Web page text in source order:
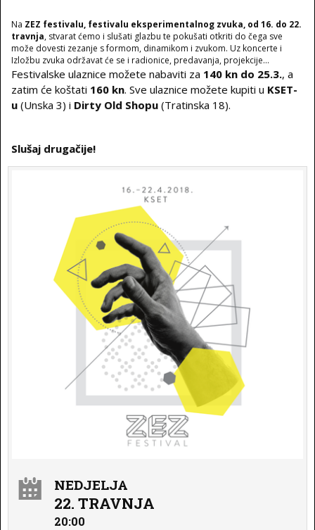
Na ZEZ festivalu, festivalu eksperimentalnog zvuka, od 16. do 22.
travnja, stvarat ćemo i slušati glazbu te pokušati otkriti do čega sve
može dovesti zezanje s formom, dinamikom i zvukom. Uz koncerte i
Izložbu zvuka održavat će se i radionice, predavanja, projekcije...
Festivalske ulaznice možete nabaviti za 140 kn do 25.3., a
zatim će koštati 160 kn. Sve ulaznice možete kupiti u KSET-
u (Unska 3) i Dirty Old Shopu (Tratinska 18).
Slušaj drugačije!
NEDJELJA
22. TRAVNJA
20:00